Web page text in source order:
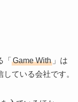
Game With 」は
ている会社です。